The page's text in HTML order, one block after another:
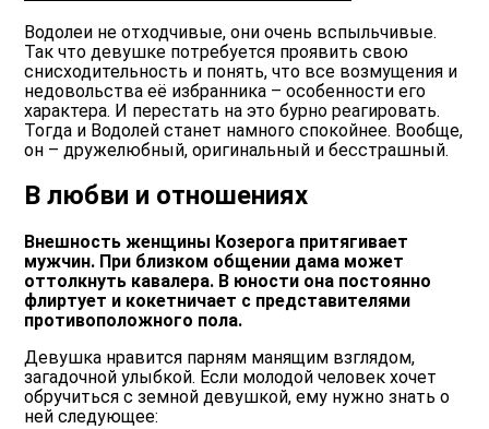
Водолеи не отходчивые, они очень вспыльчивые.
Так что девушке потребуется проявить свою
снисходительность и понять, что все возмущения и
недовольства её избранника – особенности его
характера. И перестать на это бурно реагировать.
Тогда и Водолей станет намного спокойнее. Вообще,
он – дружелюбный, оригинальный и бесстрашный.
В любви и отношениях
Внешность женщины Козерога притягивает
мужчин. При близком общении дама может
оттолкнуть кавалера. В юности она постоянно
флиртует и кокетничает с представителями
противоположного пола.
Девушка нравится парням манящим взглядом,
загадочной улыбкой. Если молодой человек хочет
обручиться с земной девушкой, ему нужно знать о
ней следующее: